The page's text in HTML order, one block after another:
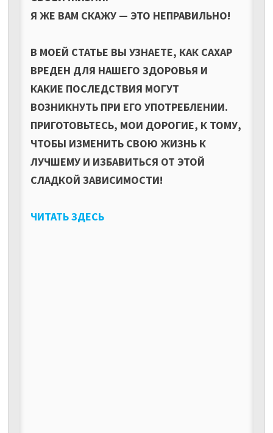
Я ЖЕ ВАМ СКАЖУ — ЭТО НЕПРАВИЛЬНО!
В МОЕЙ СТАТЬЕ ВЫ УЗНАЕТЕ, КАК САХАР
ВРЕДЕН ДЛЯ НАШЕГО ЗДОРОВЬЯ И
КАКИЕ ПОСЛЕДСТВИЯ МОГУТ
ВОЗНИКНУТЬ ПРИ ЕГО УПОТРЕБЛЕНИИ.
ПРИГОТОВЬТЕСЬ, МОИ ДОРОГИЕ, К ТОМУ,
ЧТОБЫ ИЗМЕНИТЬ СВОЮ ЖИЗНЬ К
ЛУЧШЕМУ И ИЗБАВИТЬСЯ ОТ ЭТОЙ
СЛАДКОЙ ЗАВИСИМОСТИ!
ЧИТАТЬ ЗДЕСЬ